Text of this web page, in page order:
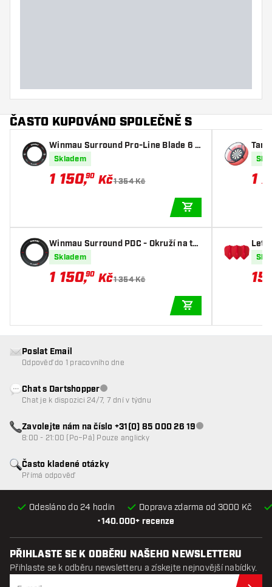
ČASTO KUPOVÁNO SPOLEČNĚ S
Winmau Surround Pro-Line Blade 6 -
Okruží na terč
Skladem
1 150,90 Kč1 354 Kč
Winmau Surround PDC - Okruží na ter
Skladem
1 150,90 Kč1 354 Kč
ení
1
•140.000+ recenze
Odesláno do 24 hodin Doprava zdarma od 3000 Kč
Často kladené otázky
Přímá odpověď
Poslat Email
Odpověď do 1 pracovního dne
Chat s DartshopperZákaznický servis nedostupný
Chat je k dispozici 24/7, 7 dní v týdnu
Zavolejte nám na číslo +31(0) 85 000 26 19Zákaznický servis
8:00 - 21:00 (Po–Pá) Pouze anglicky
PŘIHLASTE SE K ODBĚRU NAŠEHO NEWSLETTERU
Přihlaste se k odběru newsletteru a získejte nejnovější nabídky.